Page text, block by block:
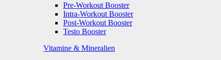
Pre-Workout Booster
Intra-Workout Booster
Post-Workout Booster
Testo Booster
Vitamine & Mineralien